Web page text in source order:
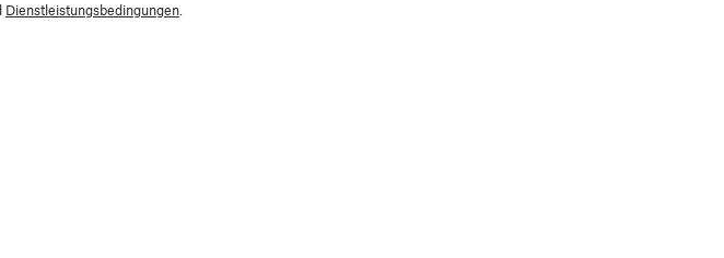
Dienstleistungsbedingungen